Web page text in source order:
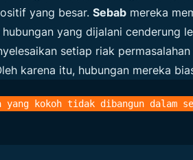
yang besar. Sebabmereka
yang dijalani cenderung
setiap riak
karena itu, hubungan mereka